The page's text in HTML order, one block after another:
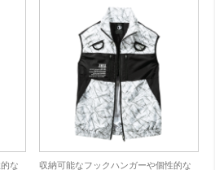
な
収納可能なフックハンガーや個性的な